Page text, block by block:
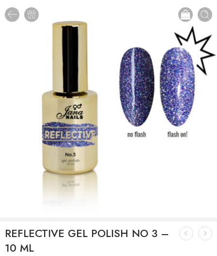
REFLECTIVE GEL POLISH NO 3 –
10 ML